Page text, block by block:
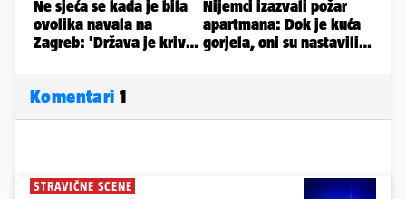
Komentari 1
STRAVIČNE SCENE